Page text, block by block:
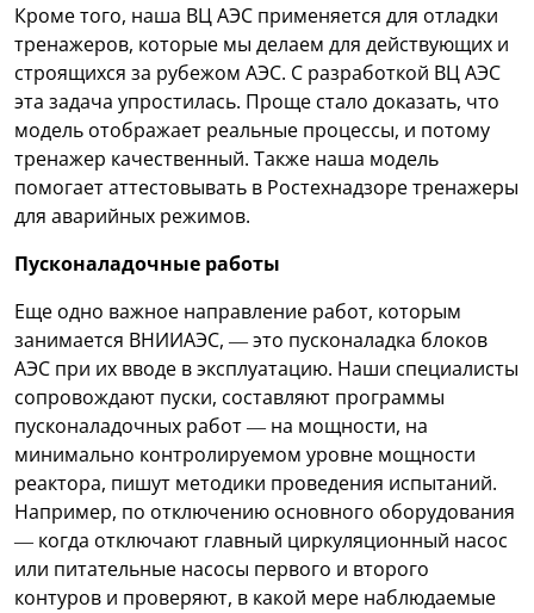
Кроме того, наша ВЦ АЭС применяется для отладки
тренажеров, которые мы делаем для действующих и
строящихся за рубежом АЭС. С разработкой ВЦ АЭС
эта задача упростилась. Проще стало доказать, что
модель отображает реальные процессы, и потому
тренажер качественный. Также наша модель
помогает аттестовывать в Ростехнадзоре тренажеры
для аварийных режимов.
Пусконаладочные работы
Еще одно важное направление работ, которым
занимается ВНИИАЭС, — это пусконаладка блоков
АЭС при их вводе в эксплуатацию. Наши специалисты
сопровождают пуски, составляют программы
пусконаладочных работ — на мощности, на
минимально контролируемом уровне мощности
реактора, пишут методики проведения испытаний.
Например, по отключению основного оборудования
— когда отключают главный циркуляционный насос
или питательные насосы первого и второго
контуров и проверяют, в какой мере наблюдаемые